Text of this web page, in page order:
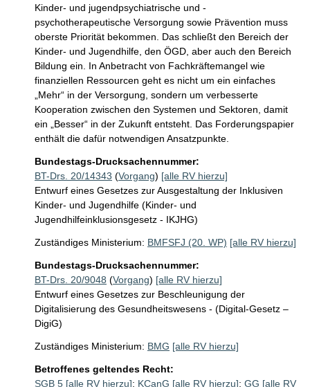
Kinder- und jugendpsychiatrische und -
psychotherapeutische Versorgung sowie Prävention muss
oberste Priorität bekommen. Das schließt den Bereich der
Kinder- und Jugendhilfe, den ÖGD, aber auch den Bereich
Bildung ein. In Anbetracht von Fachkräftemangel wie
finanziellen Ressourcen geht es nicht um ein einfaches
„Mehr“ in der Versorgung, sondern um verbesserte
Kooperation zwischen den Systemen und Sektoren, damit
ein „Besser“ in der Zukunft entsteht. Das Forderungspapier
enthält die dafür notwendigen Ansatzpunkte.
Bundestags-Drucksachennummer:
BT-Drs. 20/14343 (Vorgang) [alle RV hierzu]
Entwurf eines Gesetzes zur Ausgestaltung der Inklusiven
Kinder- und Jugendhilfe (Kinder- und
Jugendhilfeinklusionsgesetz - IKJHG)
Zuständiges Ministerium: BMFSFJ (20. WP) [alle RV hierzu]
Bundestags-Drucksachennummer:
BT-Drs. 20/9048 (Vorgang) [alle RV hierzu]
Entwurf eines Gesetzes zur Beschleunigung der
Digitalisierung des Gesundheitswesens - (Digital-Gesetz –
DigiG)
Zuständiges Ministerium: BMG [alle RV hierzu]
Betroffenes geltendes Recht:
SGB 5 [alle RV hierzu]; KCanG [alle RV hierzu]; GG [alle RV